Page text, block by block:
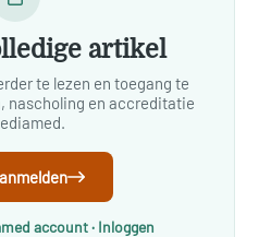
artikel
te lezen en toegang te
nascholing en accreditatie
account · Inloggen